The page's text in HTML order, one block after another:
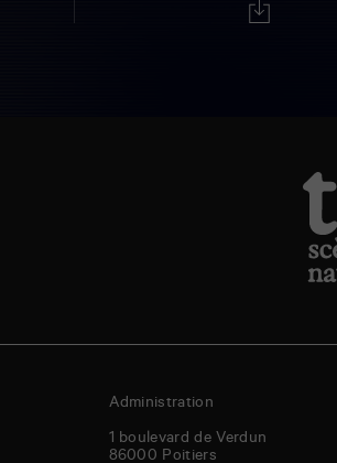
Administration
1 boulevard de Verdun
86000 Poitiers